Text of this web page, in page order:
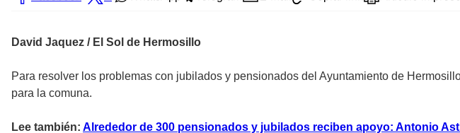
David Jaquez / El Sol de Hermosillo
Para resolver los problemas con jubilados y pensionados del Ayuntamiento de
para la comuna.
Lee también: Alrededor de 300 pensionados y jubilados reciben apoyo: Antonio